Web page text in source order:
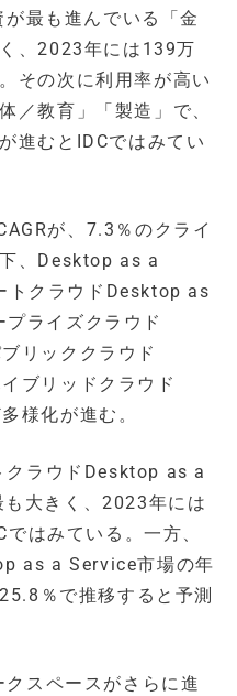
最も進んでいる「金
、2023年には139万
その次に利用率が高い
／教育」「製造」で、
進むとIDCではみてい
が、7.3％のクライ
、Desktop as a
トクラウドDesktop as
ライズクラウド
リッククラウド
ブリッドクラウド
様化が進む。
クラウドDesktop as a
大きく、2023年には
はみている。一方、
as a Service市場の年
％で推移すると予測
クスペースがさらに進